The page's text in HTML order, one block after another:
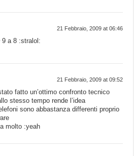
21 Febbraio, 2009 at 06:46
9 a 8 :stralol:
21 Febbraio, 2009 at 09:52
fatto un’ottimo confronto tecnico
stesso tempo rende l’idea
sono abbastanza differenti proprio
molto :yeah